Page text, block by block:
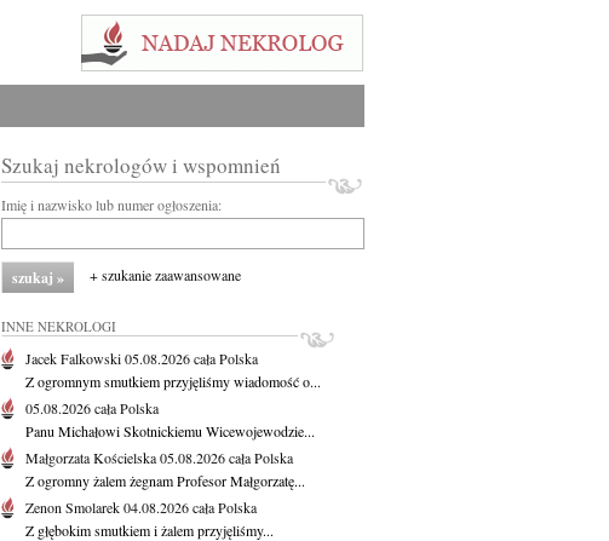
Szukaj nekrologów i wspomnień
Imię i nazwisko lub numer ogłoszenia:
+ szukanie zaawansowane
INNE NEKROLOGI
Jacek Falkowski05.08.2026cała Polska
Z ogromnym smutkiem przyjęliśmy wiadomość o...
05.08.2026cała Polska
Panu Michałowi Skotnickiemu Wicewojewodzie...
Małgorzata Kościelska05.08.2026cała Polska
Z ogromny żalem żegnam Profesor Małgorzatę...
Zenon Smolarek04.08.2026cała Polska
Z głębokim smutkiem i żalem przyjęliśmy...